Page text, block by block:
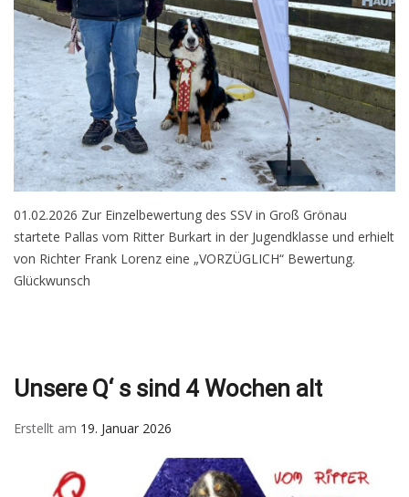
01.02.2026 Zur Einzelbewertung des SSV in Groß Grönau
startete Pallas vom Ritter Burkart in der Jugendklasse und erhielt
von Richter Frank Lorenz eine „VORZÜGLICH“ Bewertung.
Glückwunsch
Unsere Q‘ s sind 4 Wochen alt
Erstellt am 19. Januar 2026